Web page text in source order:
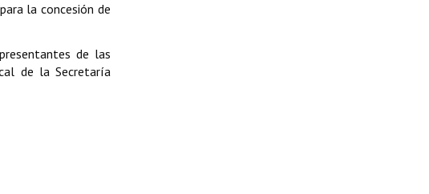
la concesión de
de las
de la Secretaría